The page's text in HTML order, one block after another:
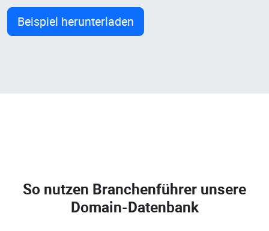
Beispiel herunterladen
So nutzen Branchenführer unsere
Domain-Datenbank